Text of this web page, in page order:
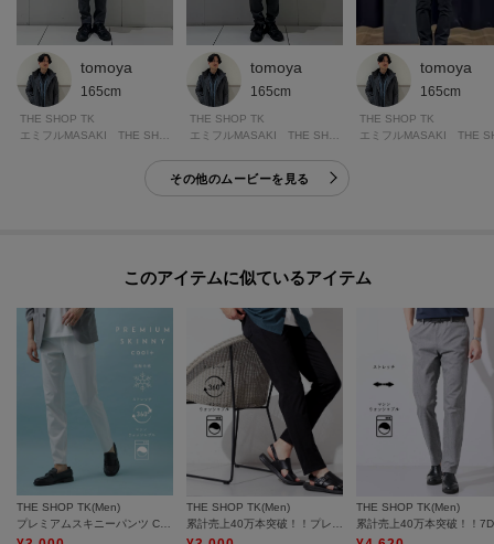
tomoya
165cm
THE SHOP TK
エミフルMASAKI THE SHOP TK
tomoya
165cm
THE SHOP TK
エミフルMASAKI THE SHOP TK
tomoya
165cm
THE SHOP TK
その他のムービーを見る
このアイテムに似ているアイテム
THE SHOP TK(Men)
THE SHOP TK(Men)
THE SHOP TK(Men)